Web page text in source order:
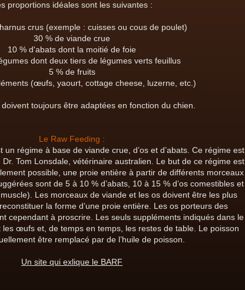
proportions idéales sont les suivantes :
crus (exemple : cuisses ou cous de poulet)
30 % de viande crue
10 % d'abats dont la moitié de foie
dont deux tiers de légumes verts feuillus
5 % de fruits
(œufs, yaourt, cottage cheese, luzerne, etc.)
toujours être adaptées en fonction du chien.
Le Raw Feeding :
un régime à base de viande crue, d’os et d’abats. Ce régime est
Tom Lonsdale, vétérinaire australien. Le but de ce régime est
possible, une proie entière à partir de différents morceaux
sont de 5 à 10 % d’abats, 10 à 15 % d’os comestibles et
Les morceaux de viande et les os doivent être les plus
la forme d’une proie entière. Les os porteurs des
cependant à proscrire. Les seuls suppléments indiqués dans le
les œufs et, de temps en temps, les restes de table. Le poisson
être remplacé par de l’huile de poisson.
Un site qui exlique le BARF